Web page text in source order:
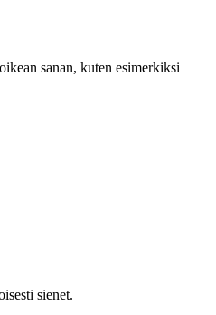
sanan, kuten esimerkiksi
sienet.